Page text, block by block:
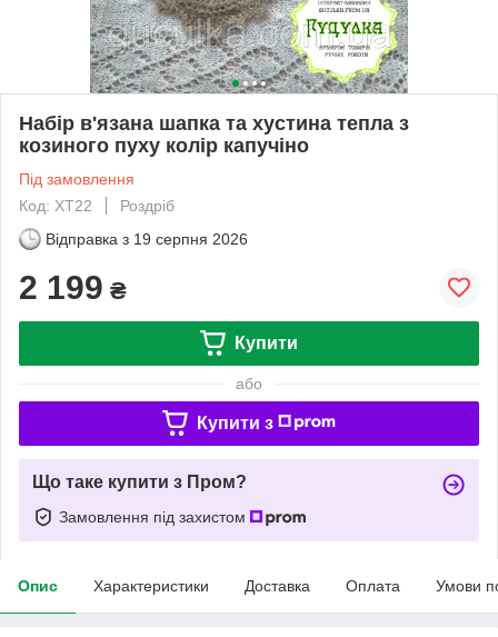
Набір в'язана шапка та хустина тепла з
козиного пуху колір капучіно
Під замовлення
Код: ХТ22
Роздріб
Відправка з 19 серпня 2026
2 199 ₴
Купити
або
Купити з
Що таке купити з Пром?
Замовлення під захистом
Опис Характеристики Доставка Оплата Умови